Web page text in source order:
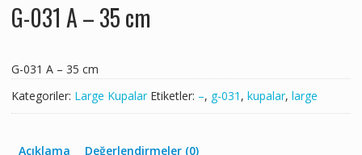
G-031 A – 35 cm
G-031 A – 35 cm
Kategoriler: Large Kupalar Etiketler: –, g-031 , kupalar, large
Açıklama Değerlendirmeler (0)